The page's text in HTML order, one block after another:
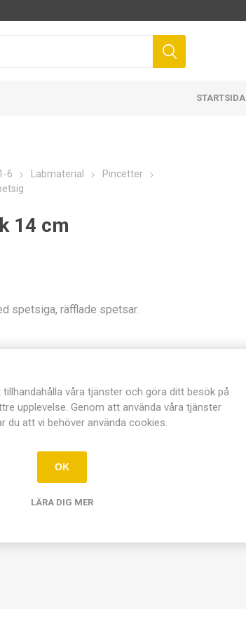
STARTSIDA
6 Labmaterial
Pincetter
14 cm
spetsiga, räfflade spetsar.
KONTAKTA OSS
våra tjänster och göra ditt besök på
upplevelse. Genom att använda våra tjänster
du att vi behöver använda cookies.
OK
LÄRA DIG MER